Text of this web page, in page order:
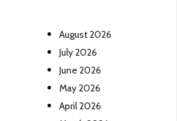
August 2026
July 2026
June 2026
May 2026
April 2026